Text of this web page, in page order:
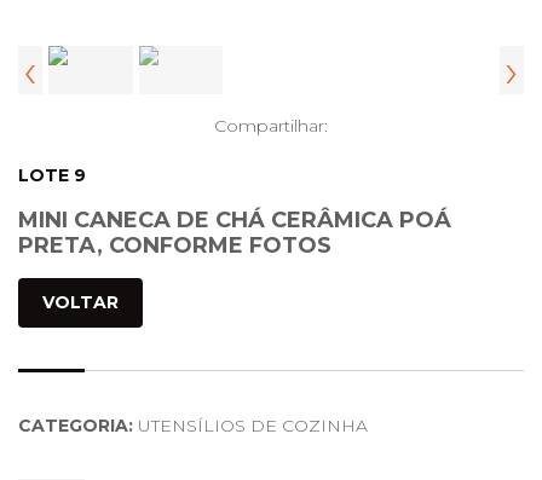
‹ ›
Compartilhar:
LOTE 9
MINI CANECA DE CHÁ CERÂMICA POÁ
PRETA, CONFORME FOTOS
VOLTAR
CATEGORIA: UTENSÍLIOS DE COZINHA